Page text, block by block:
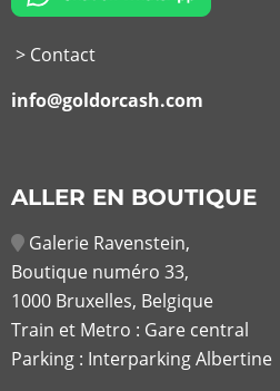
> Contact
info@goldorcash.com
ALLER EN BOUTIQUE
Galerie Ravenstein,
Boutique numéro 33,
1000 Bruxelles, Belgique
Train et Metro : Gare central
Parking : Interparking Albertine